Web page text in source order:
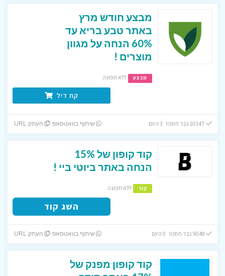
מבצע חודש מרץ
באתר טבע בריא עד
60% הנחה על מגוון
מוצרים !
מבצע ללא תפוגה
קח דיל
שיתוף בוואטסאפ העתק URL
קוד קופון של 15%
הנחה באתר ביוטי ביי !
קוד ללא תפוגה
השג קוד
9048 כבר חסכו! 0 היום שיתוף בוואטסאפ העתק URL
קוד קופון מפנק של